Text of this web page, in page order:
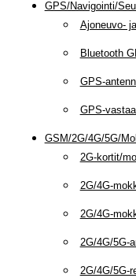
GPS/Navigointi/
Ajoneuvo-
Bluetooth
GPS-
GPS-
GSM/2G/4G/5G/
2G-kortit/
2G/4G-
2G/4G-
2G/4G/5G-
2G/4G/5G-